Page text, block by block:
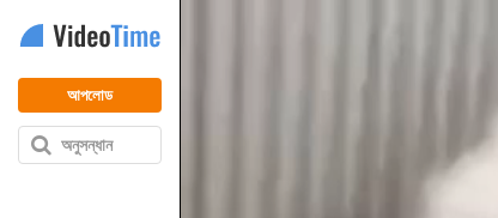
আপলোড
অনুসন্ধান